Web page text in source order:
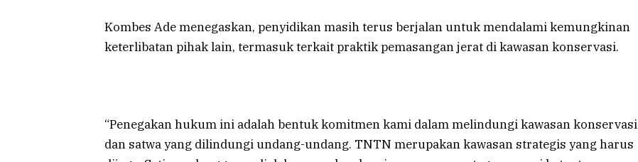
Kombes Ade menegaskan, penyidikan masih terus berjalan untuk mendalami kemungkinan
keterlibatan pihak lain, termasuk terkait praktik pemasangan jerat di kawasan konservasi.
“Penegakan hukum ini adalah bentuk komitmen kami dalam melindungi kawasan konservasi
dan satwa yang dilindungi undang-undang. TNTN merupakan kawasan strategis yang harus